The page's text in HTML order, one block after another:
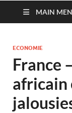
MAIN
ECONOMIE
France
africain